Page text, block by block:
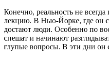
Конечно, реальность не
лекцию. В Нью-Йорке, где он
достают люди. Особенно по
спешат и начинают
глупые вопросы. В эти дни он